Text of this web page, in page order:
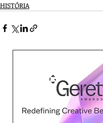
HISTÓRIA